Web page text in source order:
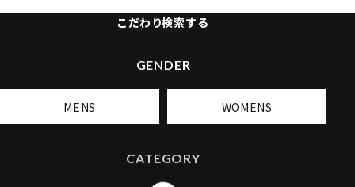
こだわり検索する
GENDER
MENS WOMENS
CATEGORY